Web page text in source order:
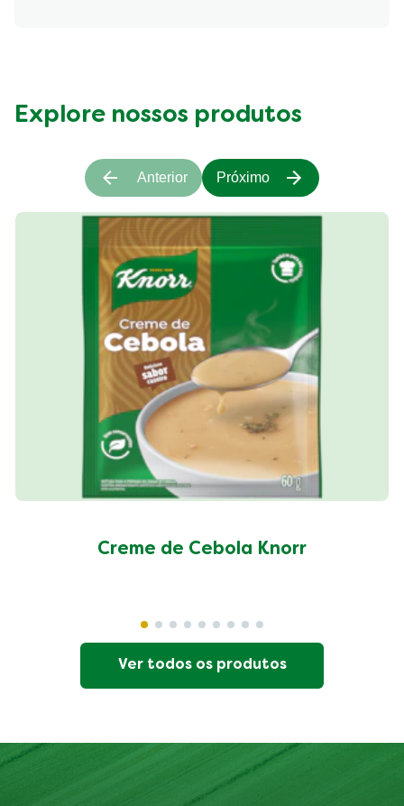
Explore nossos produtos
Creme de Cebola Knorr
Anterior Próximo
Ver todos os produtos